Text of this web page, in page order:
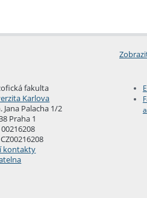
fakulta
Karlova
Jana Palacha 1/2
Praha 1
00216208
kontakty